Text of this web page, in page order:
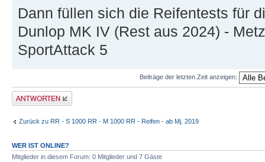
Dann füllen sich die Reifentests für
Dunlop MK IV (Rest aus 2024) -
SportAttack 5
Beiträge der letzten Zeit anzeigen:
Antwort erstellen
Zurück zu RR - S 1000 RR - M 1000 RR - Reifen - ab Mj. 2019
WER IST ONLINE?
Mitglieder in diesem Forum: 0 Mitglieder und 7 Gäste